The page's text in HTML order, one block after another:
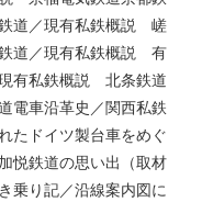
道／現有私鉄概説 嵯
道／現有私鉄概説 有
有私鉄概説 北条鉄道
電車沿革史／関西私鉄
たドイツ製台車をめぐ
悦鉄道の思い出（取材
乗り記／沿線案内図に